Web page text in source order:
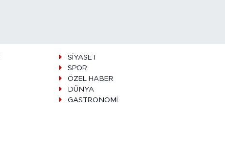
SİYASET
SPOR
ÖZEL HABER
DÜNYA
GASTRONOMİ